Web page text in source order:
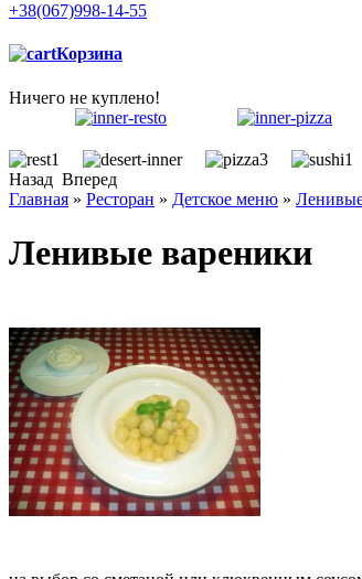
+38(067)998-14-55
Корзина
Ничего не куплено!
Назад Вперед
Главная » Ресторан » Детское меню »
Ленивые вареники